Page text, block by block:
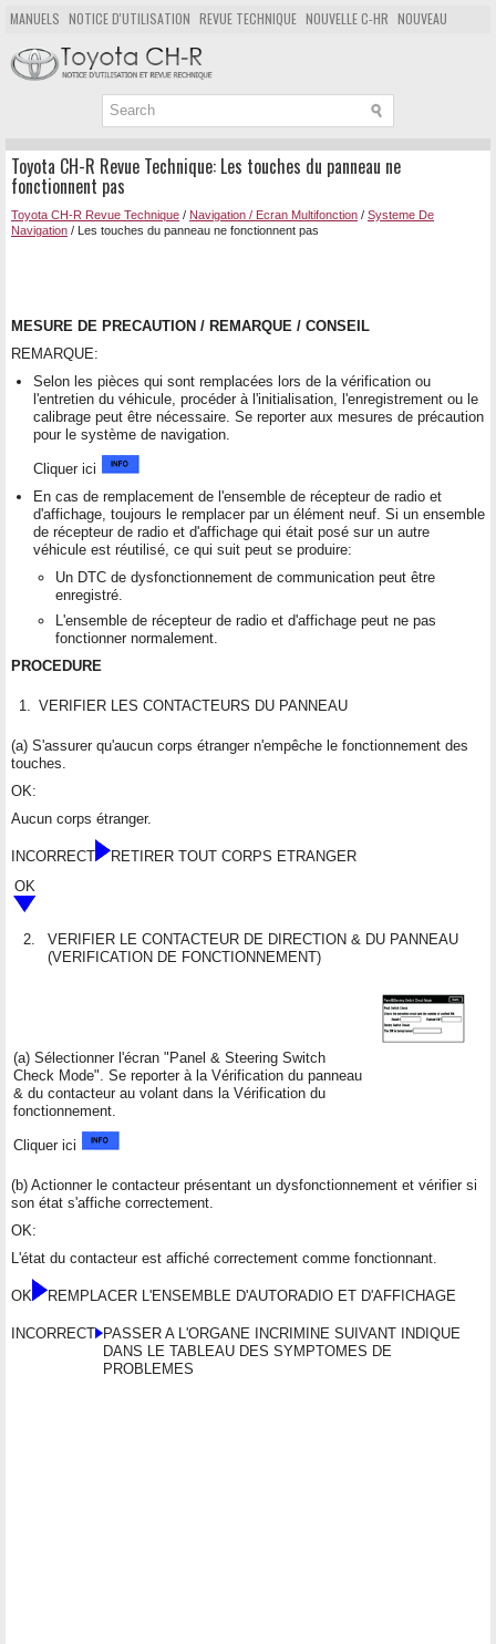
MANUELS NOTICE D'UTILISATION REVUE TECHNIQUE NOUVELLE C-HR NOUVEAU
POPULAIRE
PLAN DU SITE CHERCHER
Toyota CH-R Revue Technique: Les touches du panneau ne
fonctionnent pas
Toyota CH-R Revue Technique / Navigation / Ecran Multifonction / Systeme De
Navigation / Les touches du panneau ne fonctionnent pas
MESURE DE PRECAUTION / REMARQUE / CONSEIL
REMARQUE:
Selon les pièces qui sont remplacées lors de la vérification ou
l'entretien du véhicule, procéder à l'initialisation, l'enregistrement ou le
calibrage peut être nécessaire. Se reporter aux mesures de précaution
pour le système de navigation.
Cliquer ici
En cas de remplacement de l'ensemble de récepteur de radio et
d'affichage, toujours le remplacer par un élément neuf. Si un ensemble
de récepteur de radio et d'affichage qui était posé sur un autre
véhicule est réutilisé, ce qui suit peut se produire:
Un DTC de dysfonctionnement de communication peut être
enregistré.
L'ensemble de récepteur de radio et d'affichage peut ne pas
fonctionner normalement.
PROCEDURE
1. VERIFIER LES CONTACTEURS DU PANNEAU
(a) S'assurer qu'aucun corps étranger n'empêche le fonctionnement des
touches.
OK:
Aucun corps étranger.
INCORRECT
RETIRER TOUT CORPS ETRANGER
OK
2.
VERIFIER LE CONTACTEUR DE DIRECTION & DU PANNEAU
(VERIFICATION DE FONCTIONNEMENT)
(a) Sélectionner l'écran "Panel & Steering Switch
Check Mode". Se reporter à la Vérification du panneau
& du contacteur au volant dans la Vérification du
fonctionnement.
Cliquer ici
(b) Actionner le contacteur présentant un dysfonctionnement et vérifier si
son état s'affiche correctement.
OK:
L'état du contacteur est affiché correctement comme fonctionnant.
OK REMPLACER L'ENSEMBLE D'AUTORADIO ET D'AFFICHAGE
INCORRECT PASSER A L'ORGANE INCRIMINE SUIVANT INDIQUE
DANS LE TABLEAU DES SYMPTOMES DE
PROBLEMES